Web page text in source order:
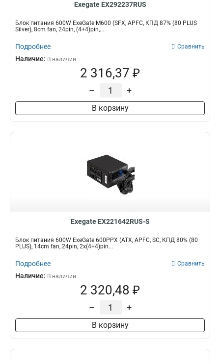
Exegate EX292237RUS
Блок питания 600W ExeGate M600 (SFX, APFC, КПД 87% (80 PLUS
Silver), 8cm fan, 24pin, (4+4)pin,...
Подробнее Сравнить
Наличие: В наличии
2 316,37 ₽
– +
В корзину
Exegate EX221642RUS-S
Блок питания 600W ExeGate 600PPX (ATX, APFC, SC, КПД 80% (80
PLUS), 14cm fan, 24pin, 2x(4+4)pin...
Подробнее Сравнить
Наличие: В наличии
2 320,48 ₽
– +
В корзину